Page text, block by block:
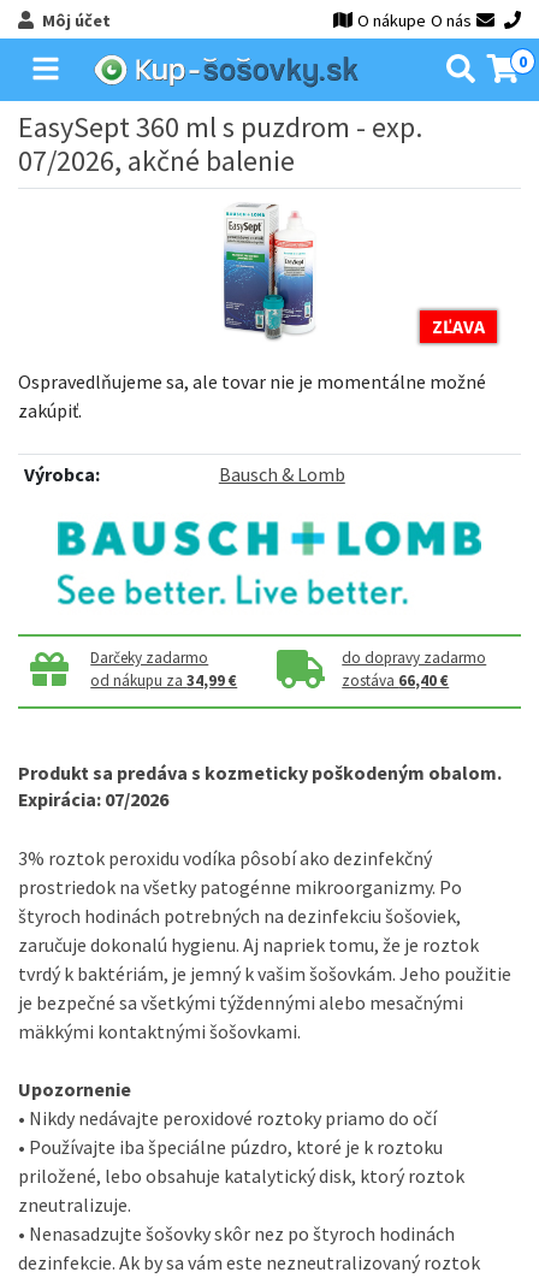
Môj účet O nákupe O nás
0
EasySept 360 ml s puzdrom - exp.
07/2026, akčné balenie
ZĽAVA
Ospravedlňujeme sa, ale tovar nie je momentálne možné
zakúpiť.
Výrobca: Bausch & Lomb
Darčeky zadarmo
od nákupu za34,99 €
do dopravy zadarmo
zostáva 66,40 €
Produkt sa predáva s kozmeticky poškodeným obalom.
Expirácia: 07/2026
3% roztok peroxidu vodíka pôsobí ako dezinfekčný
prostriedok na všetky patogénne mikroorganizmy. Po
štyroch hodinách potrebných na dezinfekciu šošoviek,
zaručuje dokonalú hygienu. Aj napriek tomu, že je roztok
tvrdý k baktériám, je jemný k vašim šošovkám. Jeho použitie
je bezpečné sa všetkými týždennými alebo mesačnými
mäkkými kontaktnými šošovkami.
Upozornenie
• Nikdy nedávajte peroxidové roztoky priamo do očí
• Používajte iba špeciálne púzdro, ktoré je k roztoku
priložené, lebo obsahuje katalytický disk, ktorý roztok
zneutralizuje.
• Nenasadzujte šošovky skôr nez po štyroch hodinách
dezinfekcie. Ak by sa vám este nezneutralizovaný roztok